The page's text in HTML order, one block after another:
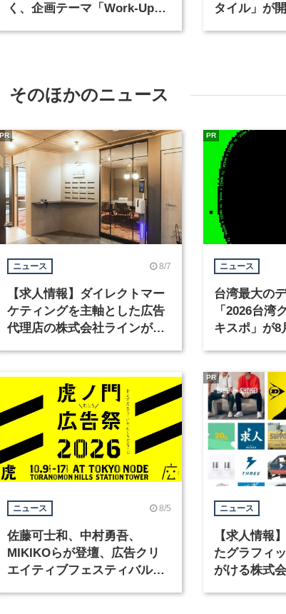
く、企画テーマ「Work-Up」
タイル」が
そのほかのニュース
ニュース 8/7
【求人情報】ダイレクトマー
ケティングを主軸とした広告
代理店の株式会社ラインが、
PR
ニュース
台湾最大の
「2026台湾
キスポ」が8
PR
ニュース 8/5
佐藤可士和、中村勇吾、
MIKIKOらが登壇、広告クリ
エイティブフェスティバル
ニュース
【求人情報
たグラフィ
がける株式
PR